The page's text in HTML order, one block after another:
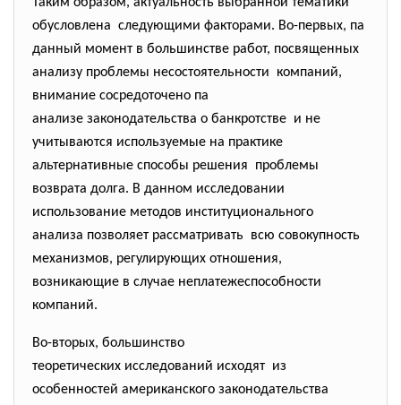
обусловлена следующими факторами. Во-первых, па
данный момент в большинстве работ, посвященных
анализу проблемы несостоятельности компаний,
внимание сосредоточено па
анализе законодательства о банкротстве и не
учитываются используемые на практике
альтернативные способы решения проблемы
возврата долга. В данном исследовании
использование методов институционального
анализа позволяет рассматривать всю совокупность
механизмов, регулирующих отношения,
возникающие в случае неплатежеспособности
компаний.
Во-вторых, большинство
теоретических исследований исходят из
особенностей американского законодательства